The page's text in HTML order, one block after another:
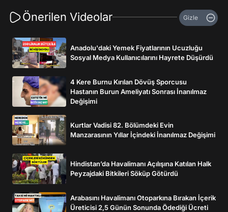
Önerilen Videolar Gizle
Anadolu'daki Yemek Fiyatlarının Ucuzluğu
Sosyal Medya Kullanıcılarını Hayrete Düşürdü
4 Kere Burnu Kırılan Dövüş Sporcusu
Hastanın Burun Ameliyatı Sonrası İnanılmaz
Değişimi
Kurtlar Vadisi 82. Bölümdeki Evin
Manzarasının Yıllar İçindeki İnanılmaz Değişimi
Hindistan’da Havalimanı Açılışına Katılan Halk
Peyzajdaki Bitkileri Söküp Götürdü
Arabasını Havalimanı Otoparkına Bırakan İçerik
Üreticisi 2,5 Günün Sonunda Ödediği Ücreti